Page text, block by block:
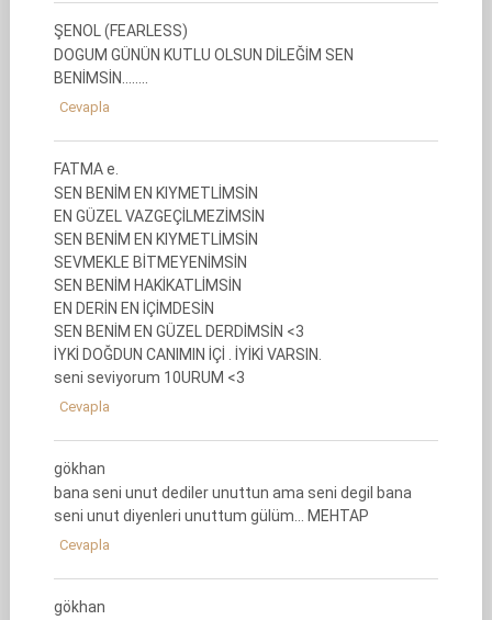
ŞENOL (FEARLESS)
DOGUM GÜNÜN KUTLU OLSUN DİLEĞİM SEN
BENİMSİN……..
Cevapla
FATMA e.
SEN BENİM EN KIYMETLİMSİN
EN GÜZEL VAZGEÇİLMEZİMSİN
SEN BENİM EN KIYMETLİMSİN
SEVMEKLE BİTMEYENİMSİN
SEN BENİM HAKİKATLİMSİN
EN DERİN EN İÇİMDESİN
SEN BENİM EN GÜZEL DERDİMSİN <3
İYKİ DOĞDUN CANIMIN İÇİ . İYİKİ VARSIN.
seni seviyorum 10URUM <3
Cevapla
gökhan
bana seni unut dediler unuttun ama seni degil bana
seni unut diyenleri unuttum gülüm… MEHTAP
Cevapla
gökhan